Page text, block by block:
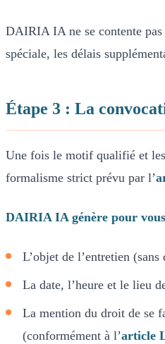
DAIRIA IA ne se contente pas
spéciale, les délais
Étape 3 : La
Une fois le motif qualifié et
formalisme strict prévu par l’
DAIRIA IA génère pour
L’objet de l’entretien
La date, l’heure et le lieu
La mention du droit de se
(conformément à l’article